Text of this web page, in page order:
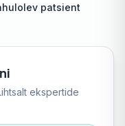
patsient
ekspertide